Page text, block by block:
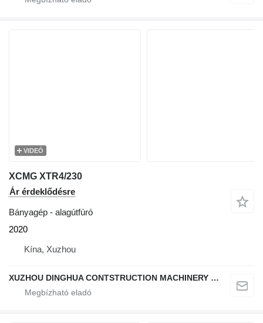
VIDEÓ
XCMG XTR4/230
Ár érdeklődésre
Bányagép - alagútfúró
2020
Kína, Xuzhou
XUZHOU DINGHUA CONTSTRUCTION MACHINERY CO., LTD.